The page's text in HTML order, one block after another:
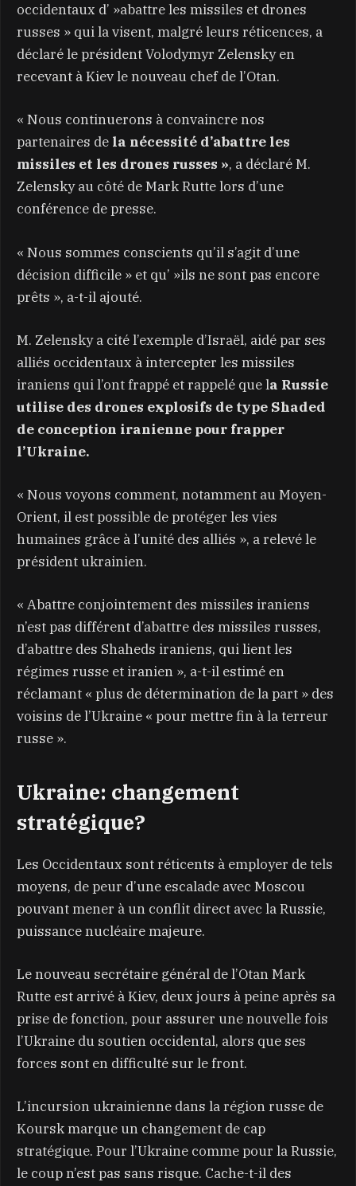
occidentaux d’ »abattre les missiles et drones
russes » qui la visent, malgré leurs réticences, a
déclaré le président Volodymyr Zelensky en
recevant à Kiev le nouveau chef de l’Otan.
« Nous continuerons à convaincre nos
partenaires de la nécessité d’abattre les
missiles et les drones russes », a déclaré M.
Zelensky au côté de Mark Rutte lors d’une
conférence de presse.
« Nous sommes conscients qu’il s’agit d’une
décision difficile » et qu’ »ils ne sont pas encore
prêts », a-t-il ajouté.
M. Zelensky a cité l’exemple d’Israël, aidé par ses
alliés occidentaux à intercepter les missiles
iraniens qui l’ont frappé et rappelé que la Russie
utilise des drones explosifs de type Shaded
de conception iranienne pour frapper
l’Ukraine.
« Nous voyons comment, notamment au Moyen-
Orient, il est possible de protéger les vies
humaines grâce à l’unité des alliés », a relevé le
président ukrainien.
« Abattre conjointement des missiles iraniens
n’est pas différent d’abattre des missiles russes,
d’abattre des Shaheds iraniens, qui lient les
régimes russe et iranien », a-t-il estimé en
réclamant « plus de détermination de la part » des
voisins de l’Ukraine « pour mettre fin à la terreur
russe ».
Ukraine: changement
stratégique?
Les Occidentaux sont réticents à employer de tels
moyens, de peur d’une escalade avec Moscou
pouvant mener à un conflit direct avec la Russie,
puissance nucléaire majeure.
Le nouveau secrétaire général de l’Otan Mark
Rutte est arrivé à Kiev, deux jours à peine après sa
prise de fonction, pour assurer une nouvelle fois
l’Ukraine du soutien occidental, alors que ses
forces sont en difficulté sur le front.
L’incursion ukrainienne dans la région russe de
Koursk marque un changement de cap
stratégique. Pour l’Ukraine comme pour la Russie,
le coup n’est pas sans risque. Cache-t-il des